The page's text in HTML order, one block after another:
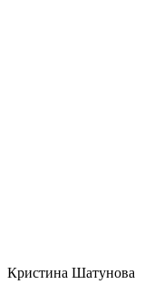
Кристина Шатунова